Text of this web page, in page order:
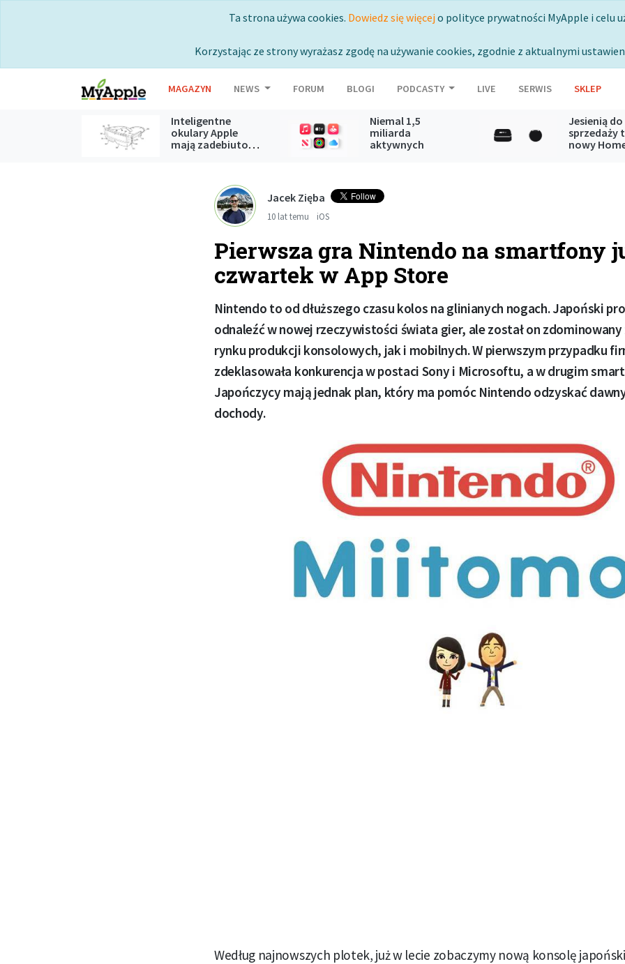
Ta strona używa cookies. Dowiedz się więcej o polityce prywatności MyApple i celu
Korzystając ze strony wyrażasz zgodę na używanie cookies, zgodnie z aktualnymi
MAGAZYN NEWS FORUM BLOGI PODCASTY LIVE SERWIS SKLEP
Inteligentne
okulary Apple
mają zadebiutować podczas
WWDC 2027
Niemal 1,5
miliarda
aktywnych
Jesienią do
sprzedaży
nowy
Jacek Zięba
10 lat temu iOS
Pierwsza gra Nintendo na smartfony
czwartek w App Store
Nintendo to od dłuższego czasu kolos na glinianych nogach. Japoński
odnaleźć w nowej rzeczywistości świata gier, ale został on zdominowany
rynku produkcji konsolowych, jak i mobilnych. W pierwszym przypadku
zdeklasowała konkurencja w postaci Sony i Microsoftu, a w drugim
Japończycy mają jednak plan, który ma pomóc Nintendo odzyskać
dochody.
Według najnowszych plotek, już w lecie zobaczymy nową konsolę